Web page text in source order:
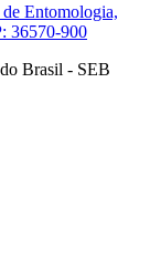
Entomologia,
36570-900
Brasil - SEB